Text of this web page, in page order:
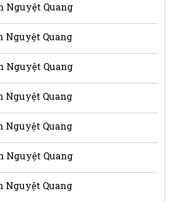
Nguyệt Quang
Nguyệt Quang
Nguyệt Quang
Nguyệt Quang
Nguyệt Quang
Nguyệt Quang
Nguyệt Quang